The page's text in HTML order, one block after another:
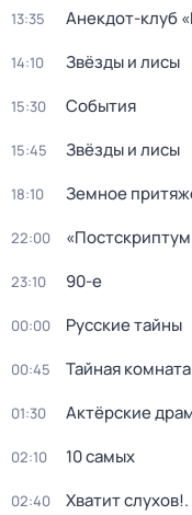
13:35 Анекдот-клуб
14:10 Звёзды и лисы
15:30 События
15:45 Звёзды и лисы
18:10 Земное
22:00
23:10 90-е
00:00 Русские тайны
00:45 Тайная комната
01:30 Актёрские
02:10 10 самых
02:40 Хватит слухов!